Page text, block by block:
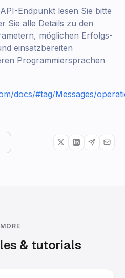
Endpunkt lesen Sie bitte
Sie alle Details zu den
möglichen Erfolgs-
einsatzbereiten
Programmiersprachen
docs/#tag/Messages/
MORE
& tutorials